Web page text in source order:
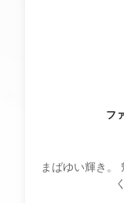
フ
まばゆい輝き。